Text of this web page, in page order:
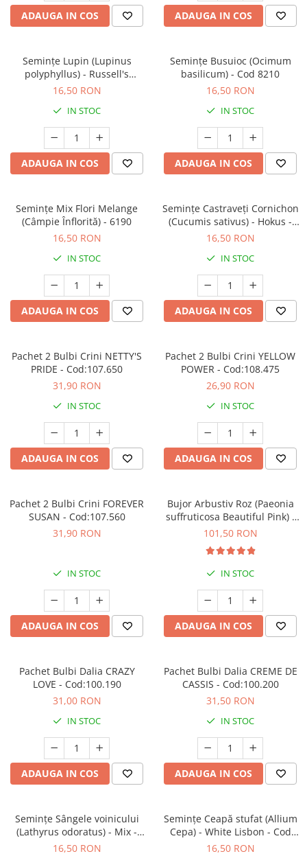
Bulbi de Echinacea
Bulbi de Fritillaria
Bulbi de Gaillardia (Kokarda)
Bulbi de Gladiole
Bulbi de Irisi - Stanjenel
Bulbi de Lalele
Bulbi de Leucanthemum
Bulbi de Muscari
Bulbi de Tigridia
Bulbi de Zambile
Mixuri de Bulbi
Seminte de Flori
Seminte de Ierburi
Păr - Pyrus communis
Viță de Vie - Vitis
Zmeur - Rubus
ADAUGA IN COS ADAUGA IN COS
Semințe Lupin (Lupinus
polyphyllus) - Russell's
Hybrids (Mix) - Cod 6540
16,50 RON
IN STOC
ADAUGA IN COS
Semințe Busuioc (Ocimum
basilicum) - Cod 8210
16,50 RON
IN STOC
ADAUGA IN COS
Semințe Mix Flori Melange
(Câmpie Înflorită) - 6190
16,50 RON
IN STOC
ADAUGA IN COS
Semințe Castraveți Cornichon
(Cucumis sativus) - Hokus -
Cod 7080
16,50 RON
IN STOC
ADAUGA IN COS
Pachet 2 Bulbi Crini NETTY'S
PRIDE - Cod:107.650
31,90 RON
IN STOC
ADAUGA IN COS
Pachet 2 Bulbi Crini YELLOW
POWER - Cod:108.475
26,90 RON
IN STOC
ADAUGA IN COS
Pachet 2 Bulbi Crini FOREVER
SUSAN - Cod:107.560
31,90 RON
IN STOC
ADAUGA IN COS
Bujor Arbustiv Roz (Paeonia
suffruticosa Beautiful Pink) -
Plantă înrădăcinată
101,50 RON
IN STOC
ADAUGA IN COS
Pachet Bulbi Dalia CRAZY
LOVE - Cod:100.190
31,00 RON
IN STOC
ADAUGA IN COS
Pachet Bulbi Dalia CREME DE
CASSIS - Cod:100.200
31,50 RON
IN STOC
ADAUGA IN COS
Semințe Sângele voinicului
(Lathyrus odoratus) - Mix -
Cod 6440
16,50 RON
Semințe Ceapă stufat (Allium
Cepa) - White Lisbon - Cod
7050
16,50 RON